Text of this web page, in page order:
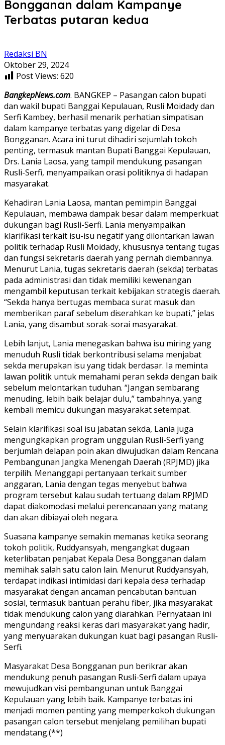
Bongganan dalam Kampanye
Terbatas putaran kedua
Redaksi BN
Oktober 29, 2024
Post Views: 620
BangkepNews.com. BANGKEP – Pasangan calon bupati
dan wakil bupati Banggai Kepulauan, Rusli Moidady dan
Serfi Kambey, berhasil menarik perhatian simpatisan
dalam kampanye terbatas yang digelar di Desa
Bongganan. Acara ini turut dihadiri sejumlah tokoh
penting, termasuk mantan Bupati Banggai Kepulauan,
Drs. Lania Laosa, yang tampil mendukung pasangan
Rusli-Serfi, menyampaikan orasi politiknya di hadapan
masyarakat.
Kehadiran Lania Laosa, mantan pemimpin Banggai
Kepulauan, membawa dampak besar dalam memperkuat
dukungan bagi Rusli-Serfi. Lania menyampaikan
klarifikasi terkait isu-isu negatif yang dilontarkan lawan
politik terhadap Rusli Moidady, khususnya tentang tugas
dan fungsi sekretaris daerah yang pernah diembannya.
Menurut Lania, tugas sekretaris daerah (sekda) terbatas
pada administrasi dan tidak memiliki kewenangan
mengambil keputusan terkait kebijakan strategis daerah.
“Sekda hanya bertugas membaca surat masuk dan
memberikan paraf sebelum diserahkan ke bupati,” jelas
Lania, yang disambut sorak-sorai masyarakat.
Lebih lanjut, Lania menegaskan bahwa isu miring yang
menuduh Rusli tidak berkontribusi selama menjabat
sekda merupakan isu yang tidak berdasar. Ia meminta
lawan politik untuk memahami peran sekda dengan baik
sebelum melontarkan tuduhan. “Jangan sembarang
menuding, lebih baik belajar dulu,” tambahnya, yang
kembali memicu dukungan masyarakat setempat.
Selain klarifikasi soal isu jabatan sekda, Lania juga
mengungkapkan program unggulan Rusli-Serfi yang
berjumlah delapan poin akan diwujudkan dalam Rencana
Pembangunan Jangka Menengah Daerah (RPJMD) jika
terpilih. Menanggapi pertanyaan terkait sumber
anggaran, Lania dengan tegas menyebut bahwa
program tersebut kalau sudah tertuang dalam RPJMD
dapat diakomodasi melalui perencanaan yang matang
dan akan dibiayai oleh negara.
Suasana kampanye semakin memanas ketika seorang
tokoh politik, Ruddyansyah, mengangkat dugaan
keterlibatan penjabat Kepala Desa Bongganan dalam
memihak salah satu calon lain. Menurut Ruddyansyah,
terdapat indikasi intimidasi dari kepala desa terhadap
masyarakat dengan ancaman pencabutan bantuan
sosial, termasuk bantuan perahu fiber, jika masyarakat
tidak mendukung calon yang diarahkan. Pernyataan ini
mengundang reaksi keras dari masyarakat yang hadir,
yang menyuarakan dukungan kuat bagi pasangan Rusli-
Serfi.
Masyarakat Desa Bongganan pun berikrar akan
mendukung penuh pasangan Rusli-Serfi dalam upaya
mewujudkan visi pembangunan untuk Banggai
Kepulauan yang lebih baik. Kampanye terbatas ini
menjadi momen penting yang memperkokoh dukungan
pasangan calon tersebut menjelang pemilihan bupati
mendatang.(**)